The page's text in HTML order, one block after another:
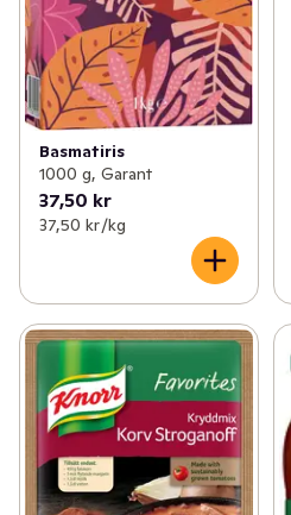
Basmatiris
1000 g, Garant
37,50 kr
37,50 kr /kg